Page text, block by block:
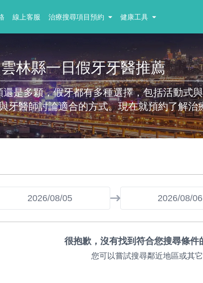
線上客服 治療搜尋項目預約 健康工具
雲林縣一日假牙牙醫推薦
是多顆，假牙都有多種選擇，包括活動式
牙醫師討論適合的方式。現在就預約了解治
很抱歉，沒有找到符合您搜尋條件
您可以嘗試搜尋鄰近地區或其